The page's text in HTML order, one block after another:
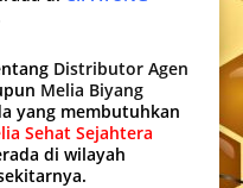
Distributor Agen
Melia Biyang
yang membutuhkan
Sehat Sejahtera
di wilayah